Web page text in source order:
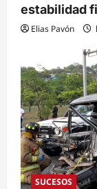
estabilidad
Elias Pavón
SUCESOS